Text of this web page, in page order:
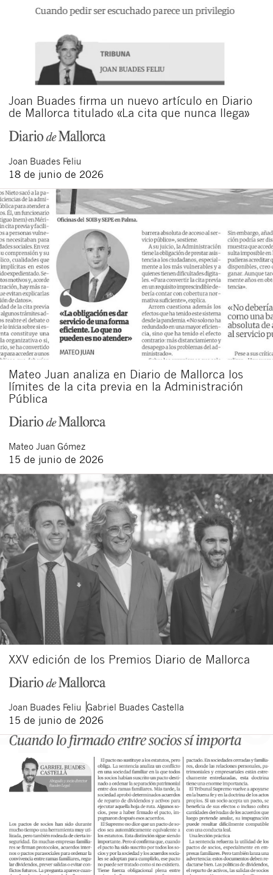
Joan Buades firma un nuevo artículo en Diario
de Mallorca titulado «La cita que nunca llega»
Joan Buades Feliu
18 de junio de 2026
Mateo Juan analiza en Diario de Mallorca los
límites de la cita previa en la Administración
Pública
Mateo Juan Gómez
15 de junio de 2026
XXV edición de los Premios Diario de Mallorca
Joan Buades Feliu Gabriel Buades Castella
15 de junio de 2026